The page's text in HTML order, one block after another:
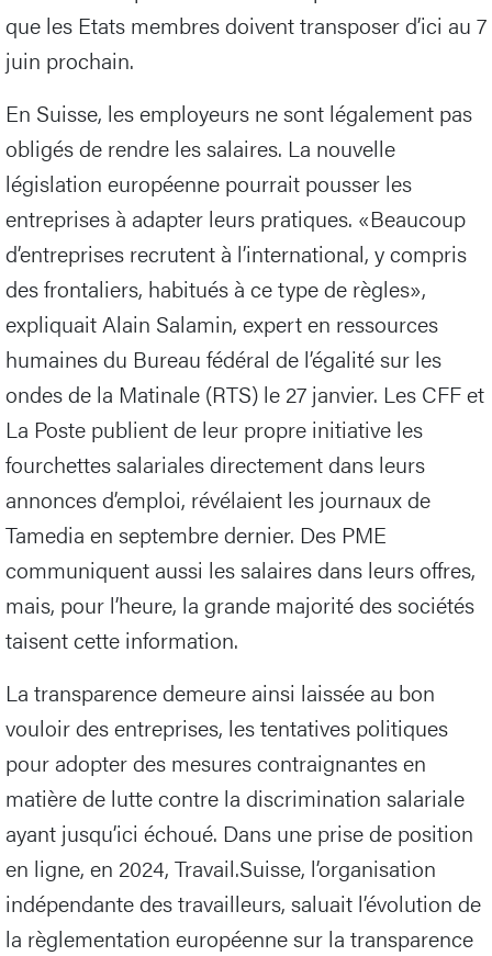
que les Etats membres doivent transposer d’ici au 7
juin prochain.
En Suisse, les employeurs ne sont légalement pas
obligés de rendre les salaires. La nouvelle
législation européenne pourrait pousser les
entreprises à adapter leurs pratiques. «Beaucoup
d’entreprises recrutent à l’international, y compris
des frontaliers, habitués à ce type de règles»,
expliquait Alain Salamin, expert en ressources
humaines du Bureau fédéral de l’égalité sur les
ondes de la Matinale (RTS) le 27 janvier. Les CFF et
La Poste publient de leur propre initiative les
fourchettes salariales directement dans leurs
annonces d’emploi, révélaient les journaux de
Tamedia en septembre dernier. Des PME
communiquent aussi les salaires dans leurs offres,
mais, pour l’heure, la grande majorité des sociétés
taisent cette information.
La transparence demeure ainsi laissée au bon
vouloir des entreprises, les tentatives politiques
pour adopter des mesures contraignantes en
matière de lutte contre la discrimination salariale
ayant jusqu’ici échoué. Dans une prise de position
en ligne, en 2024, Travail.Suisse, l’organisation
indépendante des travailleurs, saluait l’évolution de
la règlementation européenne sur la transparence